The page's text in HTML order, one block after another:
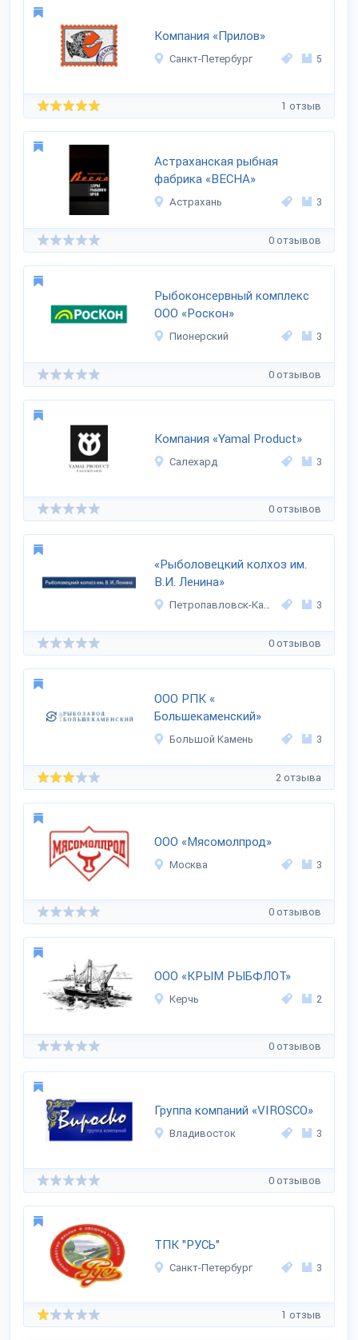
Компания «Прилов»
Санкт-Петербург 5
1 отзыв
Астраханская рыбная
фабрика «ВЕСНА»
Астрахань 3
0 отзывов
Рыбоконсервный комплекс
ООО «Роскон»
Пионерский 3
0 отзывов
Компания «Yamal Product»
Салехард 3
0 отзывов
«Рыболовецкий колхоз им.
В.И. Ленина»
Петропавловск-Камчатский 3
0 отзывов
ООО РПК «
Большекаменский»
Большой Камень 3
2 отзыва
ООО «Мясомолпрод»
Москва 3
0 отзывов
ООО «КРЫМ РЫБФЛОТ»
Керчь 2
0 отзывов
Группа компаний «VIROSCO»
Владивосток 3
0 отзывов
ТПК "РУСЬ"
Санкт-Петербург 3
1 отзыв